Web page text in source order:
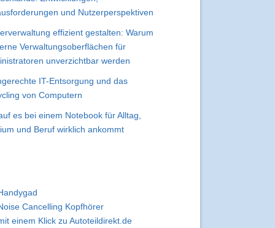
und Nutzerperspektiven
effizient gestalten: Warum
Verwaltungsoberflächen für
unverzichtbar werden
IT-Entsorgung und das
von Computern
es bei einem Notebook für Alltag,
und Beruf wirklich ankommt
Cancelling Kopfhörer
einem Klick zu Autoteildirekt.de